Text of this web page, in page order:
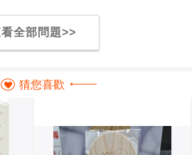
全部問題>>
猜您喜歡